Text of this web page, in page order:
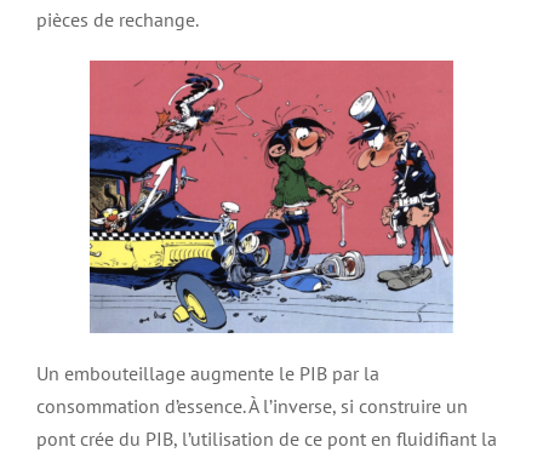
pièces de rechange.
Un embouteillage augmente le PIB par la
consommation d’essence. À l’inverse, si construire un
pont crée du PIB, l’utilisation de ce pont en fluidifiant la